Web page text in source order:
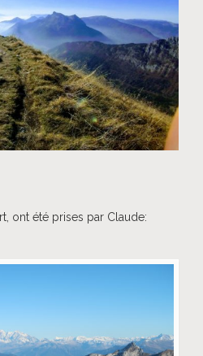
ont été prises par Claude: